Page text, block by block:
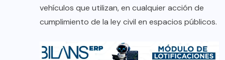
vehículos que utilizan, en cualquier acción de
cumplimiento de la ley civil en espacios públicos.